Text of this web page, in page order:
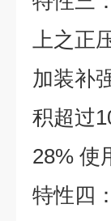
上之正
加装补
积超过
28% 使
特性四